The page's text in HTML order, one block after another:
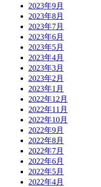
2023年9月
2023年8月
2023年7月
2023年6月
2023年5月
2023年4月
2023年3月
2023年2月
2023年1月
2022年12月
2022年11月
2022年10月
2022年9月
2022年8月
2022年7月
2022年6月
2022年5月
2022年4月